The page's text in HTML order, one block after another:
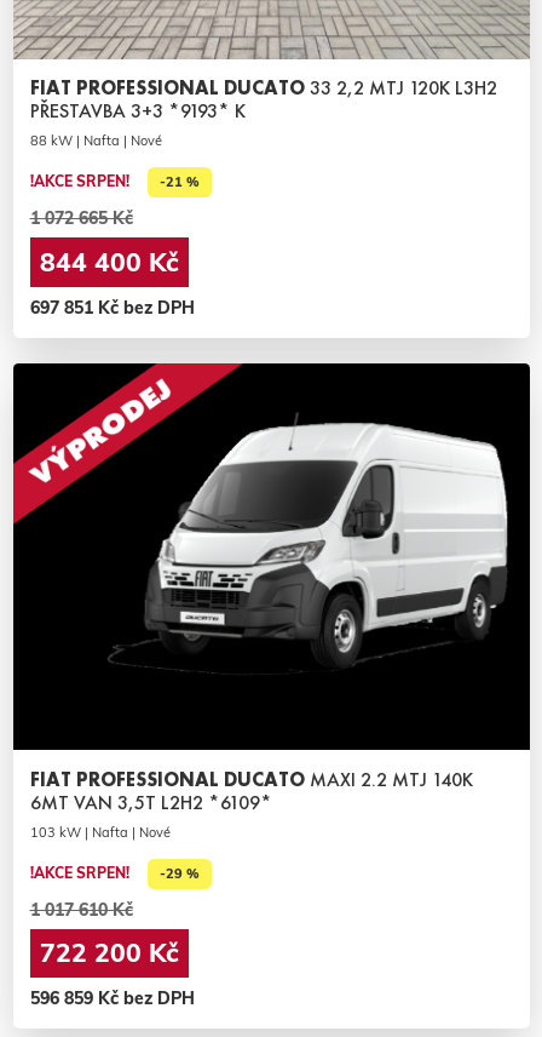
FIAT PROFESSIONAL DUCATO33 2,2 MTJ 120K L3H2
PŘESTAVBA 3+3 *9193* K
88 kW | Nafta | Nové
!AKCE SRPEN! -21 %
1 072 665 Kč
844 400 Kč
697 851 Kč bez DPH
FIAT PROFESSIONAL DUCATO MAXI 2.2 MTJ 140K
6MT VAN 3,5T L2H2 *6109*
103 kW | Nafta | Nové
!AKCE SRPEN! -29 %
1 017 610 Kč
722 200 Kč
596 859 Kč bez DPH